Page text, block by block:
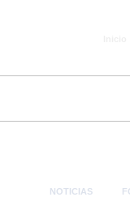
NOTICIAS